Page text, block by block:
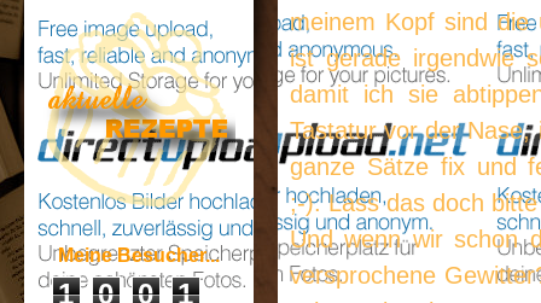
meinem Kopf sind
ist gerade irgendwie
damit ich sie
Tastatur vor der
ganze Sätze fix und
;-). Lass das doch
Und wenn wir schon
versprochene
Meine Besucher...
1 0 0
1